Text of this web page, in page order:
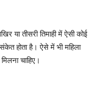
या तीसरी तिमाही में ऐसी कोई
होता है। ऐसे में भी महिला
चाहिए।